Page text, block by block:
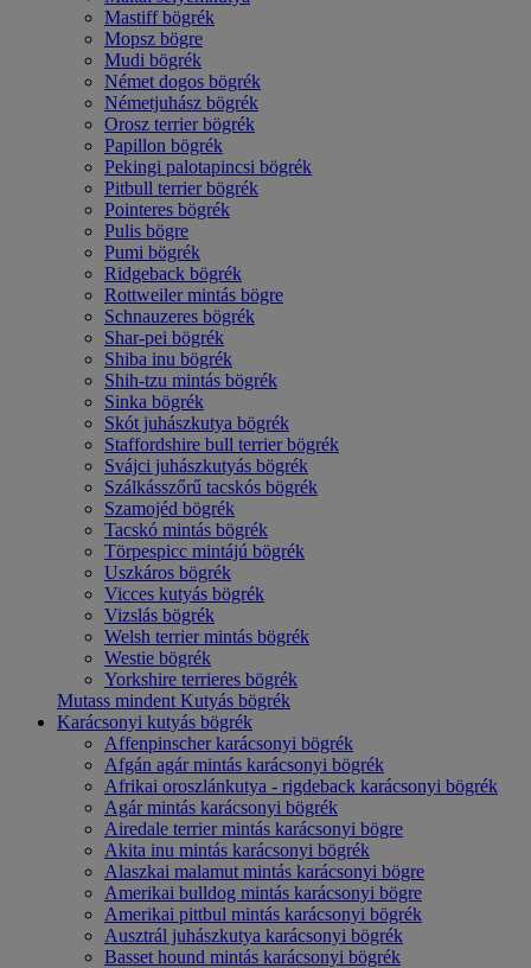
Mastiff bögrék
Mopsz bögre
Mudi bögrék
Német dogos bögrék
Németjuhász bögrék
Orosz terrier bögrék
Papillon bögrék
Pekingi palotapincsi bögrék
Pitbull terrier bögrék
Pointeres bögrék
Pulis bögre
Pumi bögrék
Ridgeback bögrék
Rottweiler mintás bögre
Schnauzeres bögrék
Shar-pei bögrék
Shiba inu bögrék
Shih-tzu mintás bögrék
Sinka bögrék
Skót juhászkutya bögrék
Staffordshire bull terrier bögrék
Svájci juhászkutyás bögrék
Szálkásszőrű tacskós bögrék
Szamojéd bögrék
Tacskó mintás bögrék
Törpespicc mintájú bögrék
Uszkáros bögrék
Vicces kutyás bögrék
Vizslás bögrék
Welsh terrier mintás bögrék
Westie bögrék
Yorkshire terrieres bögrék
Mutass mindent Kutyás bögrék
Karácsonyi kutyás bögrék
Affenpinscher karácsonyi bögrék
Afgán agár mintás karácsonyi bögrék
Afrikai oroszlánkutya - rigdeback karácsonyi bögrék
Agár mintás karácsonyi bögrék
Airedale terrier mintás karácsonyi bögre
Akita inu mintás karácsonyi bögrék
Alaszkai malamut mintás karácsonyi bögre
Amerikai bulldog mintás karácsonyi bögre
Amerikai pittbul mintás karácsonyi bögrék
Ausztrál juhászkutya karácsonyi bögrék
Basset hound mintás karácsonyi bögrék